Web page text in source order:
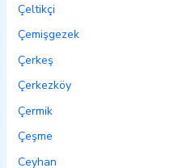
Çeltikçi
Çemişgezek
Çerkeş
Çerkezköy
Çermik
Çeşme
Ceyhan